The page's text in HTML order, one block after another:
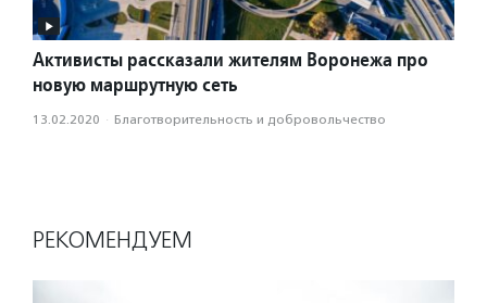
Активисты рассказали жителям Воронежа про
новую маршрутную сеть
13.02.2020 · Благотвори­тель­ность и доброволь­чест­во
РЕКОМЕНДУЕМ